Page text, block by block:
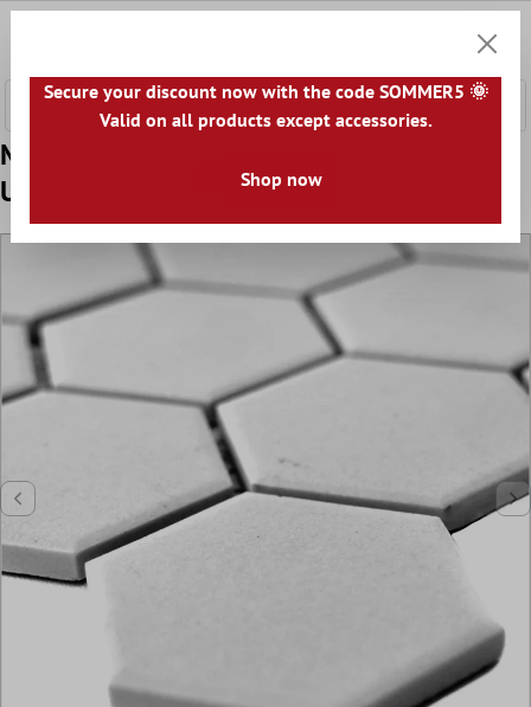
Muster von Keramik Mosaikfliesen Begomil
Unglasiert Weiß
Secure your discount now with the code SOMMER5 🌞
Valid on all products except accessories.
Shop now